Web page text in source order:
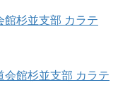
館杉並支部 カラテ
会館杉並支部 カラテ